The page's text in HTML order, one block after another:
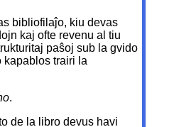
bibliofilaĵo, kiu devas
kaj ofte revenu al tiu
paŝoj sub la gvido
kapablos trairi la
.
de la libro devus havi